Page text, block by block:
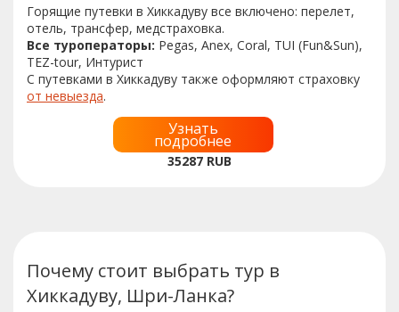
Горящие путевки в Хиккадуву все включено: перелет,
отель, трансфер, медстраховка.
Все туроператоры: Pegas, Anex, Coral, TUI (Fun&Sun),
TEZ-tour, Интурист
С путевками в Хиккадуву также оформляют страховку
от невыезда.
Узнать
подробнее
35287 RUB
Почему стоит выбрать тур в
Хиккадуву, Шри-Ланка?